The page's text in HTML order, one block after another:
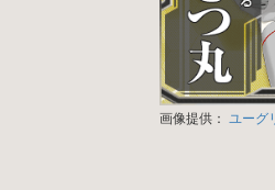
画像提供： ユーグ